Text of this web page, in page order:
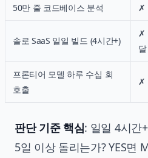
50만 줄 코드베이스 분석 ✗
솔로 SaaS 일일 빌드 (4시간+)
✗
달
프론티어 모델 하루 수십 회
호출
✗
판단 기준 핵심: 일일 4시간
5일 이상 돌리는가? YES면